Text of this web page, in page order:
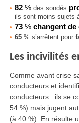
82 % des sondés
ils sont moins sujets
73 % changent de
65 % s’arrêtent pour
Les incivilités
Comme avant crise
conducteurs et
conducteurs : ils se
54 %) mais jugent
(à 40 %). En résulte